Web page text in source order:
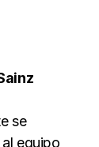
se
equipo